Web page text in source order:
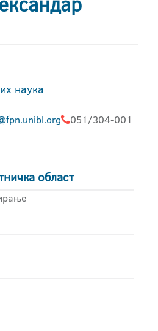
наука
051/304-001
област